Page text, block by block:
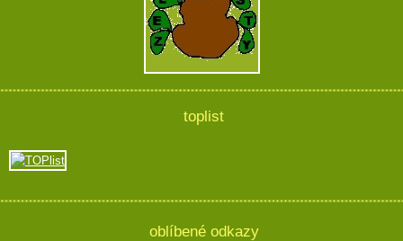
toplist
oblíbené odkazy